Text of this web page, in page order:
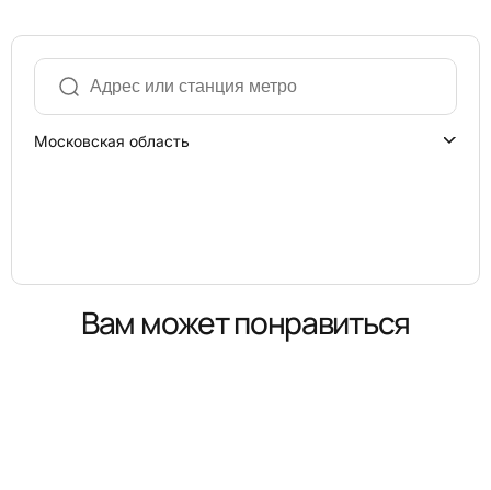
Московская область
Вам может понравиться